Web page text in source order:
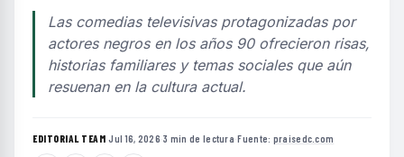
Las comedias televisivas protagonizadas por
actores negros en los años 90 ofrecieron risas,
historias familiares y temas sociales que aún
resuenan en la cultura actual.
EDITORIAL TEAM·Jul 16, 2026·3 min de lectura·Fuente: praisedc.com